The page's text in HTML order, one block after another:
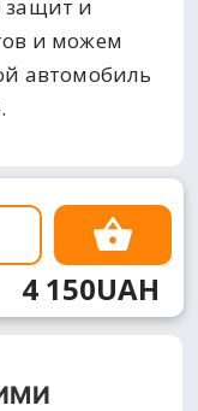
защит и
и можем
автомобиль
4 150UAH